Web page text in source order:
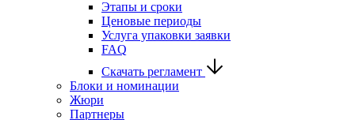
Этапы и сроки
Ценовые периоды
Услуга упаковки заявки
FAQ
Скачать регламент
Блоки и номинации
Жюри
Партнеры